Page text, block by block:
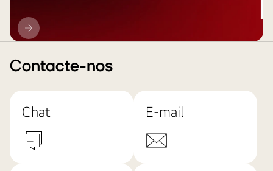
LG
Update
Contacte-nos
Chat E-mail